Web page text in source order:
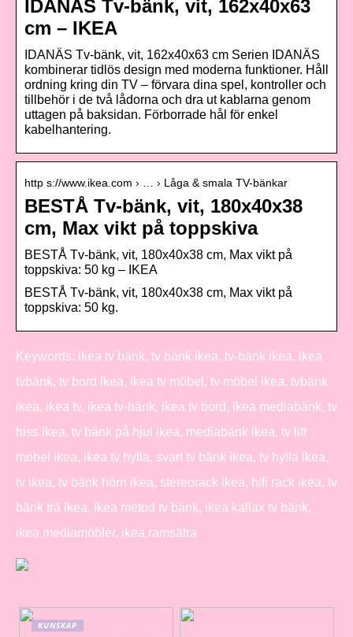
IDANÄS Tv-bänk, vit, 162x40x63
cm – IKEA
IDANÄS Tv-bänk, vit, 162x40x63 cm Serien IDANÄS
kombinerar tidlös design med moderna funktioner. Håll
ordning kring din TV – förvara dina spel, kontroller och
tillbehör i de två lådorna och dra ut kablarna genom
uttagen på baksidan. Förborrade hål för enkel
kabelhantering.
http s://www.ikea.com › … › Låga & smala TV-bänkar
BESTÅ Tv-bänk, vit, 180x40x38
cm, Max vikt på toppskiva
BESTÅ Tv-bänk, vit, 180x40x38 cm, Max vikt på
toppskiva: 50 kg – IKEA
BESTÅ Tv-bänk, vit, 180x40x38 cm, Max vikt på
toppskiva: 50 kg.
Keywords: ikea tv bänk, tv bänk ikea, tv-bänk ikea, ikea
tvbänk, tv bord ikea, ikea tv möbel, tv möbel ikea, tvbänk
ikea, ikea tv, ikea tv-bänk, ikea tv bord, ikea mediabänk, tv
hiss ikea, tv bänk på hjul ikea, mediabänk ikea, tv lift
möbel ikea, ikea tv hylla, svart tv bänk ikea, tv hylla ikea,
tv ikea, tv bänk hörn ikea, stereorack ikea, hifi rack ikea, tv
bänk trä ikea, ikea metod tv bänk, ikea kallax tv bänk,
ikea mediamöbler, ikea ramsätra
KUNSKAP